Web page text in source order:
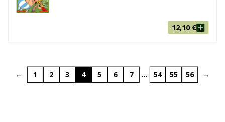
12,10 €
← 1 2 3 4 5 6 7 … 54 55 56 →